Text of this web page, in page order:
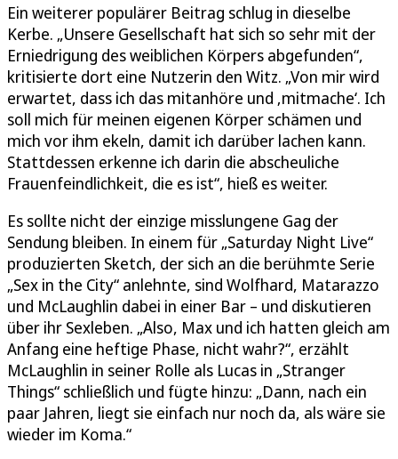
Ein weiterer populärer Beitrag schlug in dieselbe
Kerbe. „Unsere Gesellschaft hat sich so sehr mit der
Erniedrigung des weiblichen Körpers abgefunden“,
kritisierte dort eine Nutzerin den Witz. „Von mir wird
erwartet, dass ich das mitanhöre und ‚mitmache‘. Ich
soll mich für meinen eigenen Körper schämen und
mich vor ihm ekeln, damit ich darüber lachen kann.
Stattdessen erkenne ich darin die abscheuliche
Frauenfeindlichkeit, die es ist“, hieß es weiter.
Es sollte nicht der einzige misslungene Gag der
Sendung bleiben. In einem für „Saturday Night Live“
produzierten Sketch, der sich an die berühmte Serie
„Sex in the City“ anlehnte, sind Wolfhard, Matarazzo
und McLaughlin dabei in einer Bar – und diskutieren
über ihr Sexleben. „Also, Max und ich hatten gleich am
Anfang eine heftige Phase, nicht wahr?“, erzählt
McLaughlin in seiner Rolle als Lucas in „Stranger
Things“ schließlich und fügte hinzu: „Dann, nach ein
paar Jahren, liegt sie einfach nur noch da, als wäre sie
wieder im Koma.“